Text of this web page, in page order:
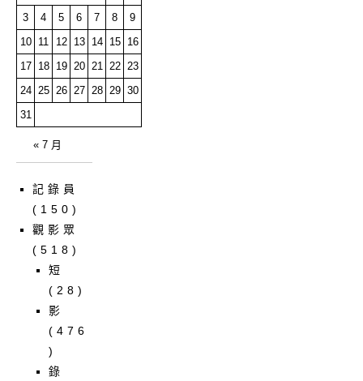
3
4 5 6 7 8
9
10
11 12 13 14 15
16
17
18 19 20 21 22
23
24
25 26 27 28 29 30
31
« 7 月
記錄員
(150)
觀影眾
(518)
短
(28)
影
(476
)
錄